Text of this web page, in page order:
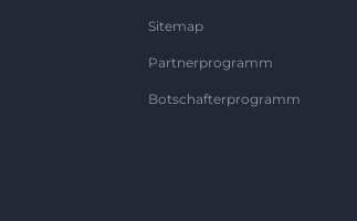
Sitemap
Partnerprogramm
Botschafterprogramm